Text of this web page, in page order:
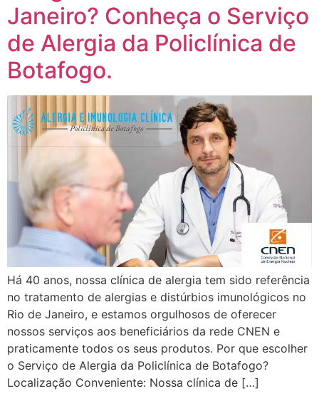
Janeiro? Conheça o Serviço
de Alergia da Policlínica de
Botafogo.
Há 40 anos, nossa clínica de alergia tem sido referência
no tratamento de alergias e distúrbios imunológicos no
Rio de Janeiro, e estamos orgulhosos de oferecer
nossos serviços aos beneficiários da rede CNEN e
praticamente todos os seus produtos. Por que escolher
o Serviço de Alergia da Policlínica de Botafogo?
Localização Conveniente: Nossa clínica de […]